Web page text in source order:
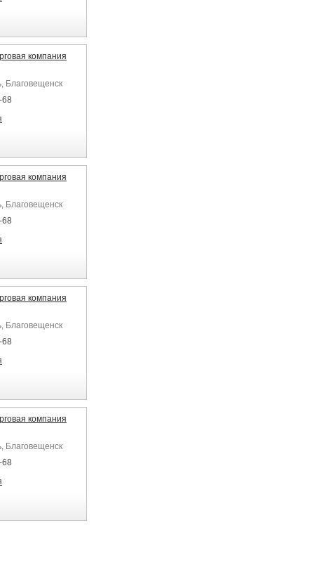
компания
Благовещенск
68
компания
Благовещенск
68
компания
Благовещенск
68
компания
Благовещенск
68